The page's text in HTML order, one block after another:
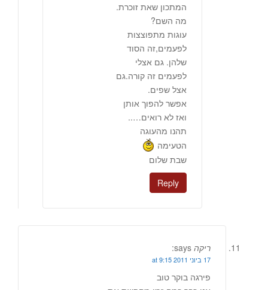
המתכון שאת זוכרת.
מה השם?
עוגות מתפוצצות
לפעמים,זה הסוד
שלהן. גם אצלי
לפעמים זה קורה.גם
אצל שפים.
אפשר להפוך אותן
ואז לא רואים…..
תהנו מהעוגה
הטעימה
שבת שלום
Reply
ריקה says:
17 ביוני 2011 at 9:15
פירגה בוקר טוב